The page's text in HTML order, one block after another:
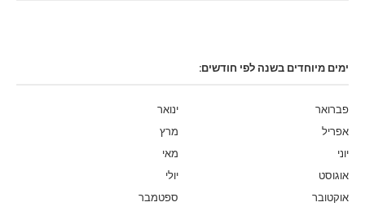
ימים מיוחדים בשנה לפי חודשים:
ינואר
פברואר
מרץ
אפריל
מאי
יוני
יולי
אוגוסט
ספטמבר
אוקטובר